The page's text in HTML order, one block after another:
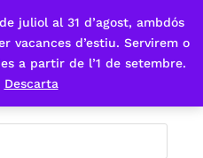
juliol al 31 d’agost, ambdós
vacances d’estiu. Servirem o
a partir de l’1 de setembre.
Descarta